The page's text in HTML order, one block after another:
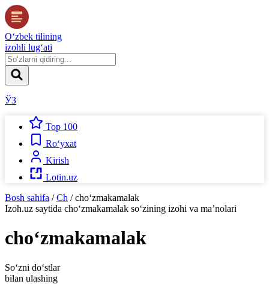
O‘zbek tilining
izohli lug‘ati
ЎЗ
Top 100
Ro‘yxat
Kirish
Lotin.uz
Bosh sahifa / Ch / cho‘zmakamalak
Izoh.uz saytida cho‘zmakamalak so‘zining izohi va ma’nolari
cho‘zmakamalak
So‘zni do‘stlar
bilan ulashing